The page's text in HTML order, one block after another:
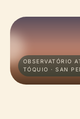
OBSERVATÓRIO
TÓQUIO · SAN